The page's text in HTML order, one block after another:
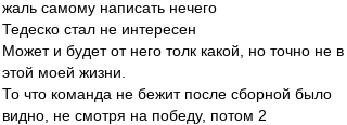
жаль самому написать нечего
Тедеско стал не интересен
Может и будет от него толк какой, но точно не в
этой моей жизни.
То что команда не бежит после сборной было
видно, не смотря на победу, потом 2